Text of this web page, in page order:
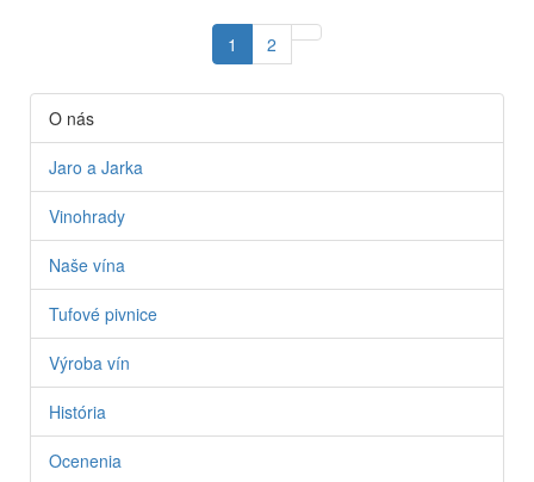
1 2
O nás
Jaro a Jarka
Vinohrady
Naše vína
Tufové pivnice
Výroba vín
História
Ocenenia